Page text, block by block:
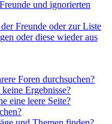
und ignorierten
Freunde oder zur Liste
oder diese wieder aus
Foren durchsuchen?
Ergebnisse?
eine leere Seite?